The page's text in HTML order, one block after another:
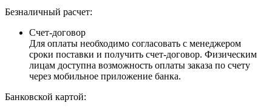
Безналичный расчет:
Счет-договор
Для оплаты необходимо согласовать с менеджером
сроки поставки и получить счет-договор. Физическим
лицам доступна возможность оплаты заказа по счету
через мобильное приложение банка.
Банковской картой: